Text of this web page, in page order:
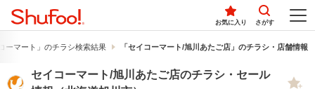
お気に入り さがす
ーマート」のチラシ検索結果 「セイコーマート/旭川あたご店」のチラシ・店舗情報
セイコーマート/旭川あたご店のチラシ・セール